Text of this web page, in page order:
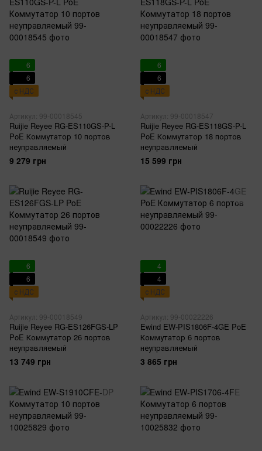
6
6
с НДС
Артикул: 99-00018545
Ruijie Reyee RG-ES110GS-P-L
PoE Коммутатор 10 портов
неуправляемый
9 279 грн
6
6
с НДС
Артикул: 99-00018547
Ruijie Reyee RG-ES118GS-P-L
PoE Коммутатор 18 портов
неуправляемый
15 599 грн
6
6
с НДС
Артикул: 99-00018549
Ruijie Reyee RG-ES126FGS-LP
PoE Коммутатор 26 портов
неуправляемый
13 749 грн
4
4
с НДС
Артикул: 99-00022226
Ewind EW-PIS1806F-4GE PoE
Коммутатор 6 портов
неуправляемый
3 865 грн